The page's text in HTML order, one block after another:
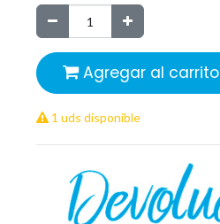
Agregar al carrito
1 uds disponible